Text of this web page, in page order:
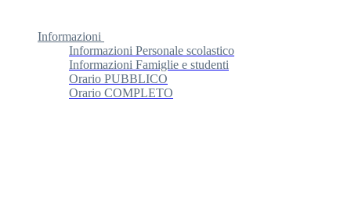
Informazioni
Informazioni Personale scolastico
Informazioni Famiglie e studenti
Orario PUBBLICO
Orario COMPLETO